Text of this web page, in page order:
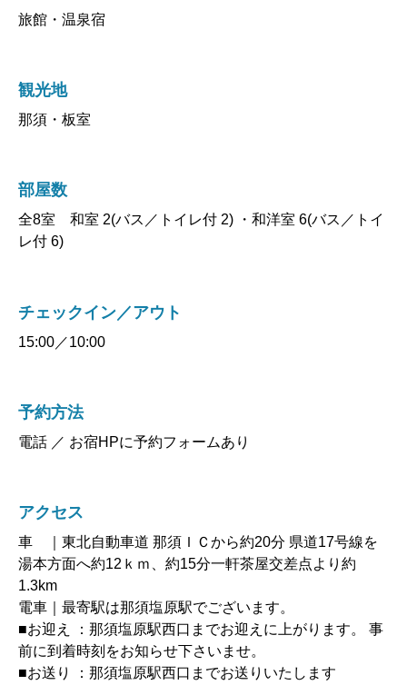
旅館・温泉宿
観光地
那須・板室
部屋数
全8室 和室 2(バス／トイレ付 2) ・和洋室 6(バス／トイ
レ付 6)
チェックイン／アウト
15:00／10:00
予約方法
電話 ／ お宿HPに予約フォームあり
アクセス
車 ｜東北自動車道 那須ＩＣから約20分 県道17号線を
湯本方面へ約12ｋｍ、約15分一軒茶屋交差点より約
1.3km
電車｜最寄駅は那須塩原駅でございます。
■お迎え ：那須塩原駅西口までお迎えに上がります。 事
前に到着時刻をお知らせ下さいませ。
■お送り ：那須塩原駅西口までお送りいたします